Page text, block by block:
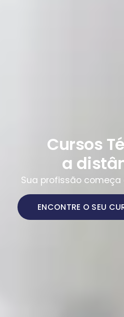
Cursos
a
Sua profissão começa
ENCONTRE O SEU